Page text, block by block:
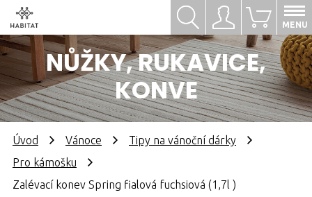
Přihlásit se
NŮŽKY, RUKAVICE,
KONVE
0
MENU
Hledat
Úvod Vánoce
Tipy na vánoční dárky
Pro kámošku
Zalévací konev Spring fialová fuchsiová (1,7l )